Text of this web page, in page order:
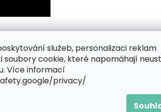
služeb, personalizaci reklam
soubory cookie, které napomáhají
Více informací
privacy/